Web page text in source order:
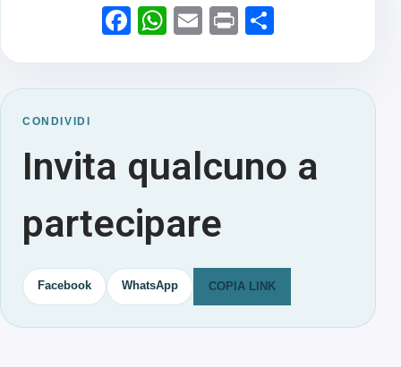
Facebook
WhatsApp
Email
Print
CONDIVIDI
Invita qualcuno a
partecipare
Facebook WhatsApp COPIA LINK